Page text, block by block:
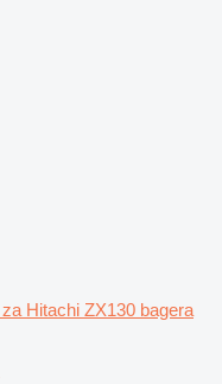
Hitachi ZX130 bagera